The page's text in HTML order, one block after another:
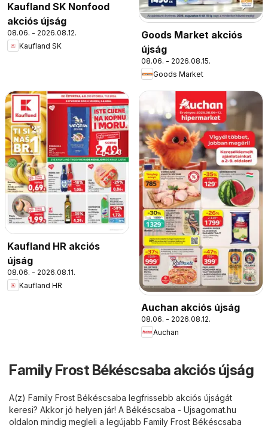
Kaufland SK Nonfood
akciós újság
08.06. - 2026.08.12.
Kaufland SK
Goods Market akciós
újság
08.06. - 2026.08.15.
Goods Market
Kaufland HR akciós
újság
08.06. - 2026.08.11.
Kaufland HR
Auchan akciós újság
08.06. - 2026.08.12.
Auchan
Family Frost Békéscsaba akciós újság
A(z) Family Frost Békéscsaba legfrissebb akciós újságát
keresi? Akkor jó helyen jár! A Békéscsaba - Ujsagomat.hu
oldalon mindig megleli a legújabb Family Frost Békéscsaba